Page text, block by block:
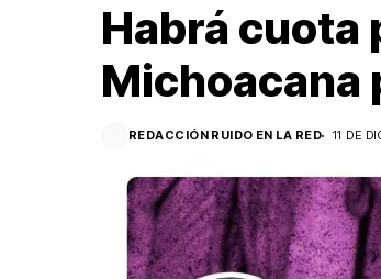
Habrá cuota
Michoacana
REDACCIÓN RUIDO EN LA RED 11 DE